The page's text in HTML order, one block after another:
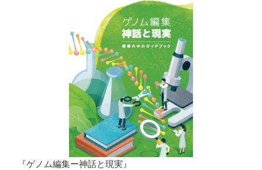
『ゲノム編集ー神話と現実』